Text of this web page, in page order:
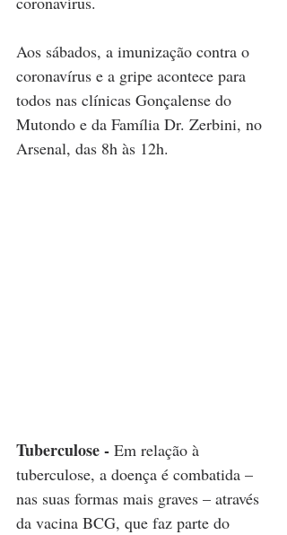
Aos sábados, a imunização contra o
coronavírus e a gripe acontece para
todos nas clínicas Gonçalense do
Mutondo e da Família Dr. Zerbini, no
Arsenal, das 8h às 12h.
Tuberculose - Em relação à
tuberculose, a doença é combatida –
nas suas formas mais graves – através
da vacina BCG, que faz parte do